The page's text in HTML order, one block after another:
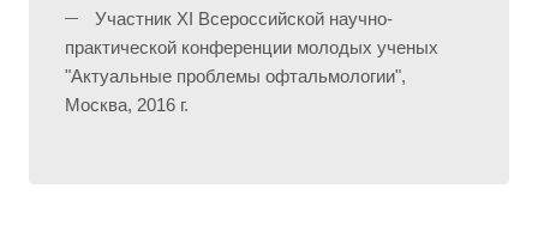
Участник XI Всероссийской научно-
практической конференции молодых ученых
"Актуальные проблемы офтальмологии",
Москва, 2016 г.